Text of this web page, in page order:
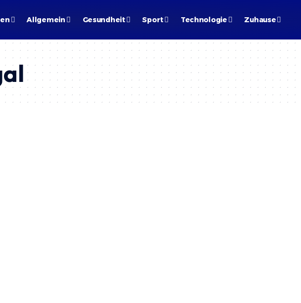
Allgemein Gesundheit Sport Technologie Zuhause